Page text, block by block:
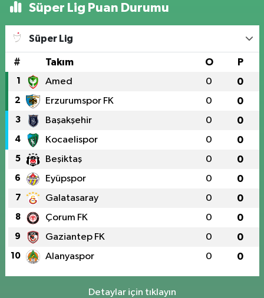
Süper Lig Puan Durumu
Süper Lig
# Takım O P
1 Amed 0 0
2 Erzurumspor FK 0 0
3 Başakşehir 0 0
4 Kocaelispor 0 0
5 Beşiktaş 0 0
6 Eyüpspor 0 0
7 Galatasaray 0 0
8 Çorum FK 0 0
9 Gaziantep FK 0 0
10 Alanyaspor 0 0
Detaylar için tıklayın